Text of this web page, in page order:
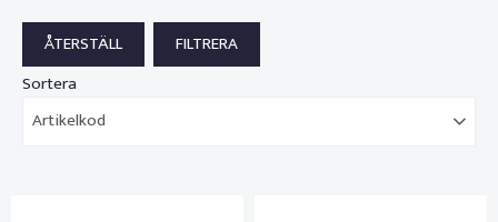
Sortera
Artikelkod